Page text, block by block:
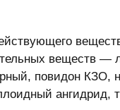
веществ —
повидон КЗО,
ангидрид,